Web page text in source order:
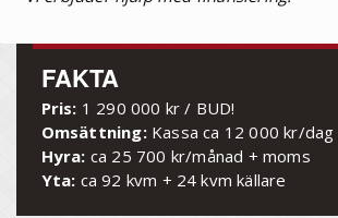
FAKTA
Pris: 1 290 000 kr / BUD!
Omsättning: Kassa ca 12 000 kr/dag
Hyra: ca 25 700 kr/månad + moms
Yta: ca 92 kvm + 24 kvm källare